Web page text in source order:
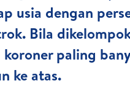
usia dengan
Bila
paling
ke atas.